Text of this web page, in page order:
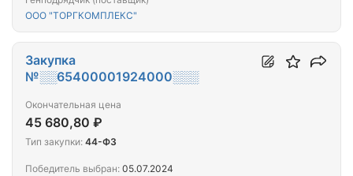
ООО "ТОРГКОМПЛЕКС"
Закупка
№░░65400001924000░░░
Окончательная цена
45 680,80 ₽
Тип закупки: 44-ФЗ
Победитель выбран: 05.07.2024